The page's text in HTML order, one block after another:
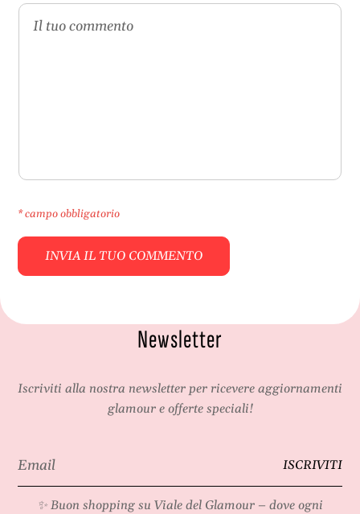
* campo obbligatorio
Newsletter
Iscriviti alla nostra newsletter per ricevere aggiornamenti
glamour e offerte speciali!
ISCRIVITI
✨ Buon shopping su Viale del Glamour – dove ogni